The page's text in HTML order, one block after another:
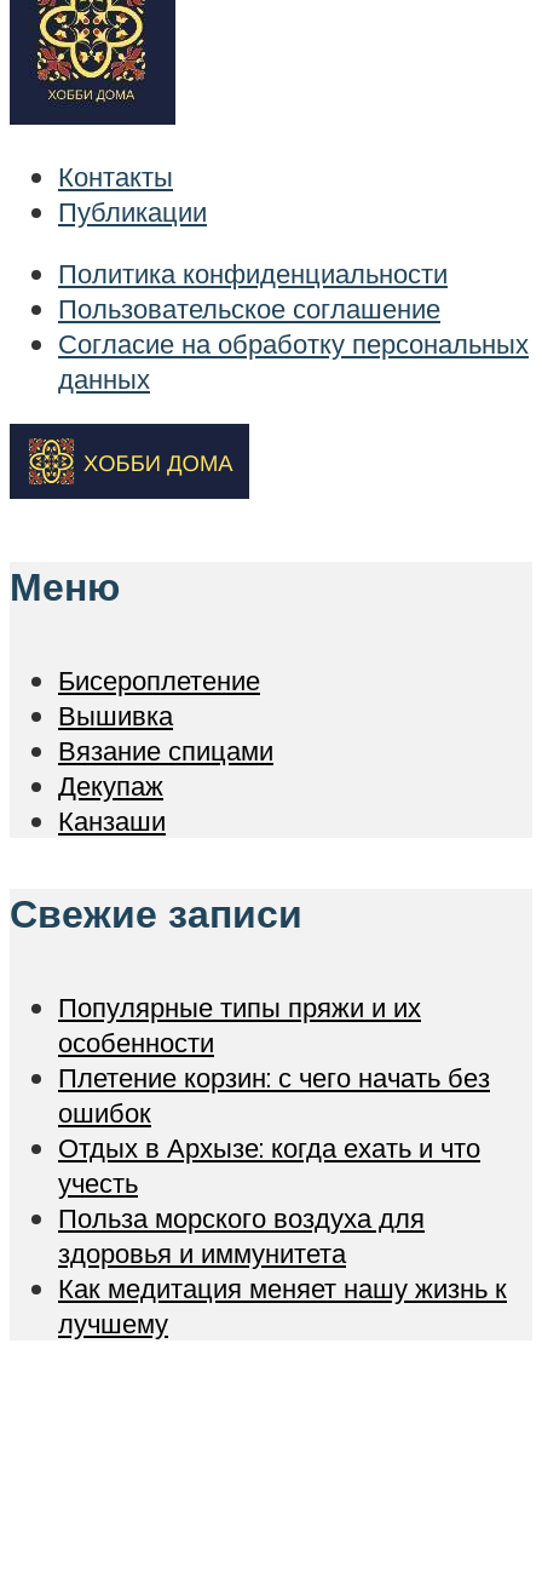
Контакты
Публикации
Политика конфиденциальности
Пользовательское соглашение
Согласие на обработку персональных
данных
Меню
Бисероплетение
Вышивка
Вязание спицами
Декупаж
Канзаши
Свежие записи
Популярные типы пряжи и их
особенности
Плетение корзин: с чего начать без
ошибок
Отдых в Архызе: когда ехать и что
учесть
Польза морского воздуха для
здоровья и иммунитета
Как медитация меняет нашу жизнь к
лучшему